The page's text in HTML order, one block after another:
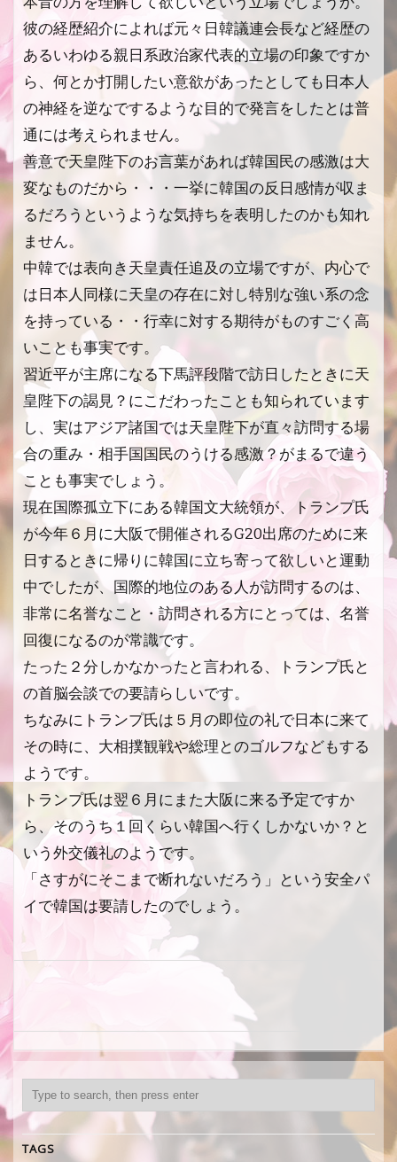
彼の経歴紹介によれば元々日韓議連会長など経歴の
あるいわゆる親日系政治家代表的立場の印象ですか
ら、何とか打開したい意欲があったとしても日本人
の神経を逆なでするような目的で発言をしたとは普
通には考えられません。
善意で天皇陛下のお言葉があれば韓国民の感激は大
変なものだから・・・一挙に韓国の反日感情が収ま
るだろうというような気持ちを表明したのかも知れ
ません。
中韓では表向き天皇責任追及の立場ですが、内心で
は日本人同様に天皇の存在に対し特別な強い系の念
を持っている・・行幸に対する期待がものすごく高
いことも事実です。
習近平が主席になる下馬評段階で訪日したときに天
皇陛下の謁見？にこだわったことも知られています
し、実はアジア諸国では天皇陛下が直々訪問する場
合の重み・相手国国民のうける感激？がまるで違う
ことも事実でしょう。
現在国際孤立下にある韓国文大統領が、トランプ氏
が今年６月に大阪で開催されるG20出席のために来
日するときに帰りに韓国に立ち寄って欲しいと運動
中でしたが、国際的地位のある人が訪問するのは、
非常に名誉なこと・訪問される方にとっては、名誉
回復になるのが常識です。
たった２分しかなかったと言われる、トランプ氏と
の首脳会談での要請らしいです。
ちなみにトランプ氏は５月の即位の礼で日本に来て
その時に、大相撲観戦や総理とのゴルフなどもする
ようです。
トランプ氏は翌６月にまた大阪に来る予定ですか
ら、そのうち１回くらい韓国へ行くしかないか？と
いう外交儀礼のようです。
「さすがにそこまで断れないだろう」という安全パ
イで韓国は要請したのでしょう。
TAGS